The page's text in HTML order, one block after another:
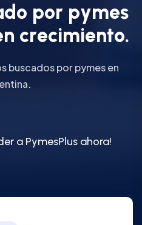
do por pymes
n crecimiento.
buscados por pymes en
a PymesPlus ahora!